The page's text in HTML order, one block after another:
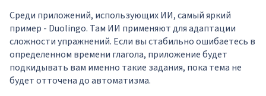
Среди приложений, использующих ИИ, самый яркий
пример - Duolingo. Там ИИ применяют для адаптации
сложности упражнений. Если вы стабильно ошибаетесь в
определенном времени глагола, приложение будет
подкидывать вам именно такие задания, пока тема не
будет отточена до автоматизма.